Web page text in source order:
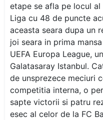
etape se afla pe locul
Liga cu 48 de puncte
aceasta seara dupa un
joi seara in prima
UEFA Europa League,
Galatasaray Istanbul.
de unsprezece meciuri
competitia interna, o
sapte victorii si patru
esec al celor de la FC